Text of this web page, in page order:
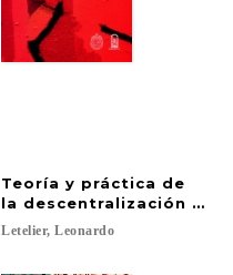
Teoría y práctica de
la descentralización
Letelier, Leonardo